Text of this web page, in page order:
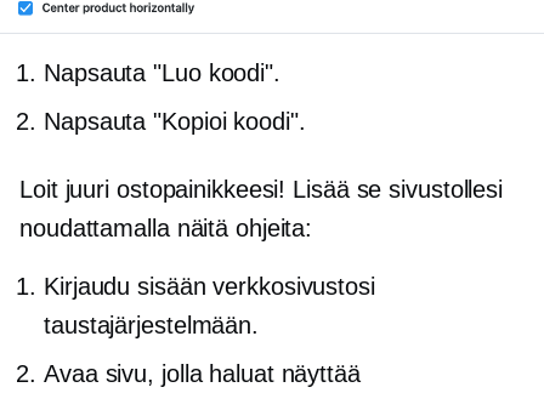
Napsauta "Luo koodi".
Napsauta "Kopioi koodi".
Loit juuri ostopainikkeesi! Lisää se sivustollesi
noudattamalla näitä ohjeita:
Kirjaudu sisään verkkosivustosi
taustajärjestelmään.
Avaa sivu, jolla haluat näyttää